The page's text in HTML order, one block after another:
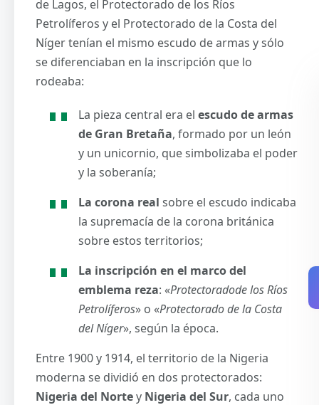
de Lagos, el Protectorado de los Ríos
Petrolíferos y el Protectorado de la Costa del
Níger tenían el mismo escudo de armas y sólo
se diferenciaban en la inscripción que lo
rodeaba:
La pieza central era el escudo de armas
de Gran Bretaña, formado por un león
y un unicornio, que simbolizaba el poder
y la soberanía;
La corona real sobre el escudo indicaba
la supremacía de la corona británica
sobre estos territorios;
La inscripción en el marco del
emblema reza: «Protectoradode los Ríos
Petrolíferos» o «Protectorado de la Costa
del Níger», según la época.
Entre 1900 y 1914, el territorio de la Nigeria
moderna se dividió en dos protectorados:
Nigeria del Nortey Nigeria del Sur, cada uno